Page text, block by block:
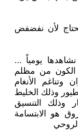
لأن نفضفض
يومياً ...
من مظلم
الأنغام
وذلك الخليط
وذلك التنسيق
هو الابتسامة